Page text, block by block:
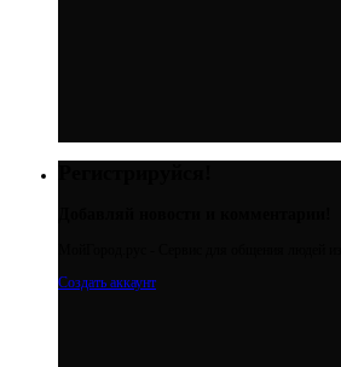
Создать аккаунт